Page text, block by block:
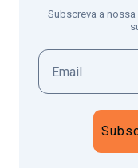
Subscreva a